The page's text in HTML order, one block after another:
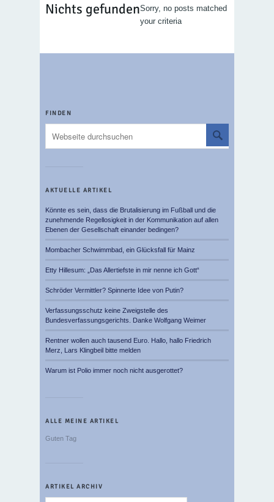
Nichts gefundenSorry, no posts matched
your criteria
FINDEN
AKTUELLE ARTIKEL
Könnte es sein, dass die Brutalisierung im Fußball und die
zunehmende Regellosigkeit in der Kommunikation auf allen
Ebenen der Gesellschaft einander bedingen?
Mombacher Schwimmbad, ein Glücksfall für Mainz
Etty Hillesum: „Das Allertiefste in mir nenne ich Gott“
Schröder Vermittler? Spinnerte Idee von Putin?
Verfassungsschutz keine Zweigstelle des
Bundesverfassungsgerichts. Danke Wolfgang Weimer
Rentner wollen auch tausend Euro. Hallo, hallo Friedrich
Merz, Lars Klingbeil bitte melden
Warum ist Polio immer noch nicht ausgerottet?
ALLE MEINE ARTIKEL
Guten Tag
ARTIKEL ARCHIV